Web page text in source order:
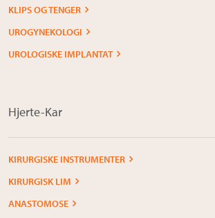
KLIPS OG TENGER
UROGYNEKOLOGI
UROLOGISKE IMPLANTAT
Hjerte-Kar
KIRURGISKE INSTRUMENTER
KIRURGISK LIM
ANASTOMOSE